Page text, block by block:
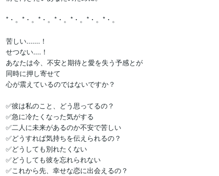
*・。*・。*・。*・。*・。*・。*・。
苦しい.......！
せつない....！
あなたは今、不安と期待と愛を失う予感とが
同時に押し寄せて
心が震えているのではないですか？
✅彼は私のこと、どう思ってるの？
✅急に冷たくなった気がする
✅二人に未来があるのか不安で苦しい
✅どうすれば気持ちを伝えられるの？
✅どうしても別れたくない
✅どうしても彼を忘れられない
✅これから先、幸せな恋に出会えるの？